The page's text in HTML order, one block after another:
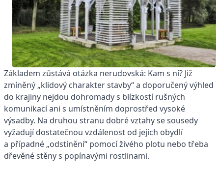
Základem zůstává otázka nerudovská: Kam s ní? Již
zmíněný „klidový charakter stavby“ a doporučený výhled
do krajiny nejdou dohromady s blízkostí rušných
komunikací ani s umístněním doprostřed vysoké
výsadby. Na druhou stranu dobré vztahy se sousedy
vyžadují dostatečnou vzdálenost od jejich obydlí
a případné „odstínění“ pomocí živého plotu nebo třeba
dřevěné stěny s popínavými rostlinami.